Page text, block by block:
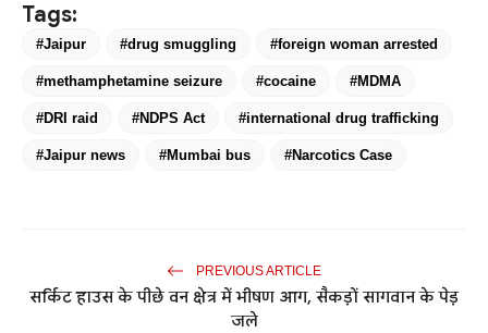
Tags:
#Jaipur #drug smuggling #foreign woman arrested
#methamphetamine seizure #cocaine #MDMA
#DRI raid #NDPS Act #international drug trafficking
#Jaipur news #Mumbai bus #Narcotics Case
PREVIOUS ARTICLE
सर्किट हाउस के पीछे वन क्षेत्र में भीषण आग, सैकड़ों सागवान के पेड़
जले